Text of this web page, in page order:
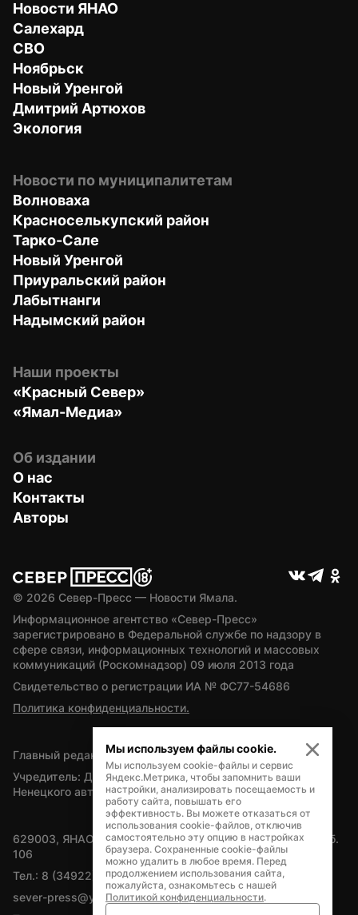
Новости ЯНАО
Салехард
СВО
Ноябрьск
Новый Уренгой
Дмитрий Артюхов
Экология
Новости по муниципалитетам
Волноваха
Красноселькупский район
Тарко-Сале
Новый Уренгой
Приуральский район
Лабытнанги
Надымский район
Наши проекты
«Красный Север»
«Ямал-Медиа»
Об издании
О нас
Контакты
Авторы
© 2026 Север-Пресс — Новости Ямала.
Информационное агентство «Север-Пресс»
зарегистрировано в Федеральной службе по надзору в
сфере связи, информационных технологий и массовых
коммуникаций (Роскомнадзор) 09 июля 2013 года
Свидетельство о регистрации ИА № ФС77-54686
Политика конфиденциальности.
Главный редактор — А.Л. Поздеев
Учредитель: Департамент внутренней политики Ямало-
Ненецкого автономного округа
629003, ЯНАО, Салехард, мкр. Богдана Кнунянца, д.1, каб.
106
Тел.: 8 (34922) 71262
sever-press@yamal-media.ru
Мы используем файлы cookie.
Мы используем cookie-файлы и сервис
Яндекс.Метрика, чтобы запомнить ваши
настройки, анализировать посещаемость и
работу сайта, повышать его
эффективность. Вы можете отказаться от
использования cookie-файлов, отключив
самостоятельно эту опцию в настройках
браузера. Сохраненные cookie-файлы
можно удалить в любое время. Перед
продолжением использования сайта,
пожалуйста, ознакомьтесь с нашей
Политикой конфиденциальности.